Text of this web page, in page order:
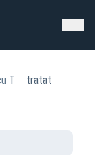
T tratat